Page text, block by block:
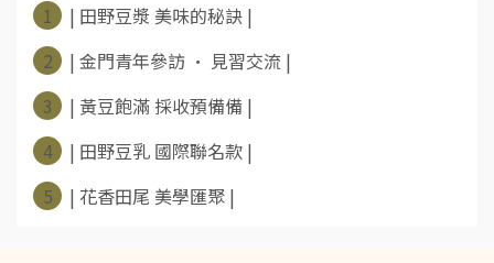
1
| 田野豆漿 美味的秘訣 |
2
| 金門青年參訪 • 見習交流 |
3
| 黃豆飽滿 採收預備備 |
4
| 田野豆乳 國際聯名款 |
5
| 花香田尾 美學匯聚 |